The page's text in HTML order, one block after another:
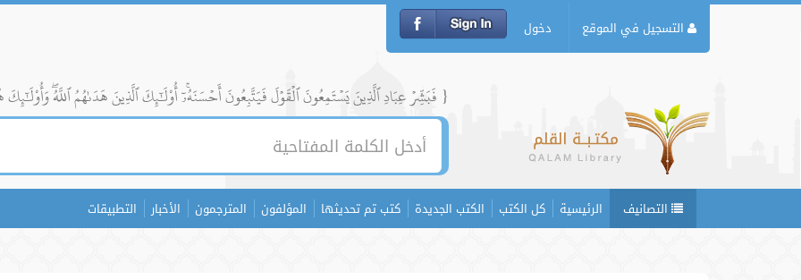
التسجيل في الموقع دخول
{ فَبَشِّرۡ عِبَادِ ٱلَّذِينَ يَسۡتَمِعُونَ ٱلۡقَوۡلَ فَيَتَّبِعُونَ أَحۡسَنَهُۥٓۚ أُوْلَٰٓئِكَ ٱلَّذِينَ هَدَىٰهُمُ ٱللَّهُۖ وَأُوْلَٰٓئِكَ
التصانيف الرئيسية كل الكتب الكتب الجديدة كتب تم تحديثها المؤلفون المترجمون الأخبار التطبيقات